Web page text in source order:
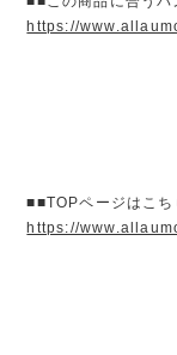
https://
■■TOPページはこ
https://